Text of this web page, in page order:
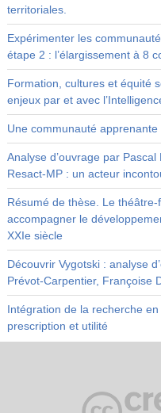
territoriales.
Expérimenter les
étape 2 : l’élargissement à 8
Formation, cultures et équité
enjeux par et avec
Une communauté
Analyse d’ouvrage par
Resact‑MP : un acteur
Résumé de thèse. Le
accompagner le
XXIe siècle
Découvrir Vygotski : analyse
Prévot‑Carpentier, Françoise
Intégration de la recherche
prescription et utilité